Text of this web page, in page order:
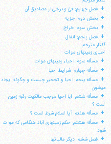
+ فصل چهارم: فئ و برخی از مصادیق آن
+ بخش دوم: جزیه
+ بخش سوم: خراج
+ فصل پنجم: انفال
گفتار مترجم
احیای زمینهای موات
+ مسأله سوم: احیاء زمینهای موات
+ مسأله چهارم: شرایط احیا
+ مسأله پنجم: احیا و تحجیر چیست و چگونه ایجاد
می‎شون
+ مسأله ششم: آیا احیا موجب مالکیت رقبه زمین
است ؟
+ مسأله هفتم: آیا اسلام شرط است ؟
+ مسأله هشتم: حکم زمینهای آباد هنگامی که موات
شود
+ فصل ششم: دیگر مالیاتها